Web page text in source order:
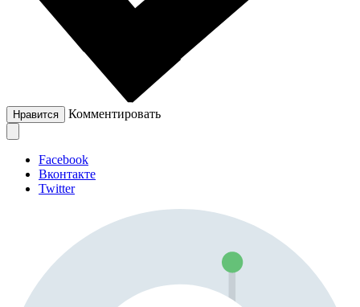
Нравится Комментировать
Facebook
Вконтакте
Twitter